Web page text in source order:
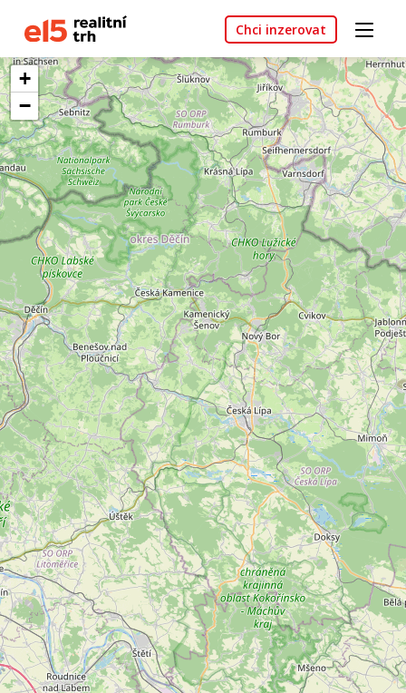
Chci inzerovat
+
−